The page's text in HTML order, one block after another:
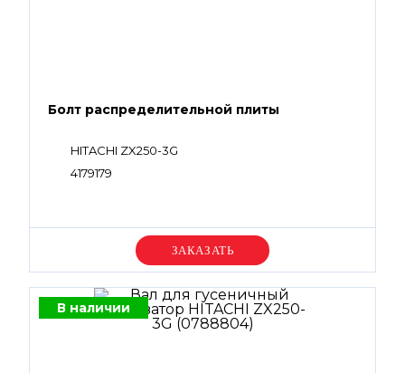
Болт распределительной плиты
HITACHI ZX250-3G
4179179
Уточняйте цену
В наличии